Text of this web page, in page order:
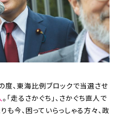
度、東海比例ブロックで当選させ
。「走るさかぐち」、さかぐち直人で
も今、困っていらっしゃる方々、政